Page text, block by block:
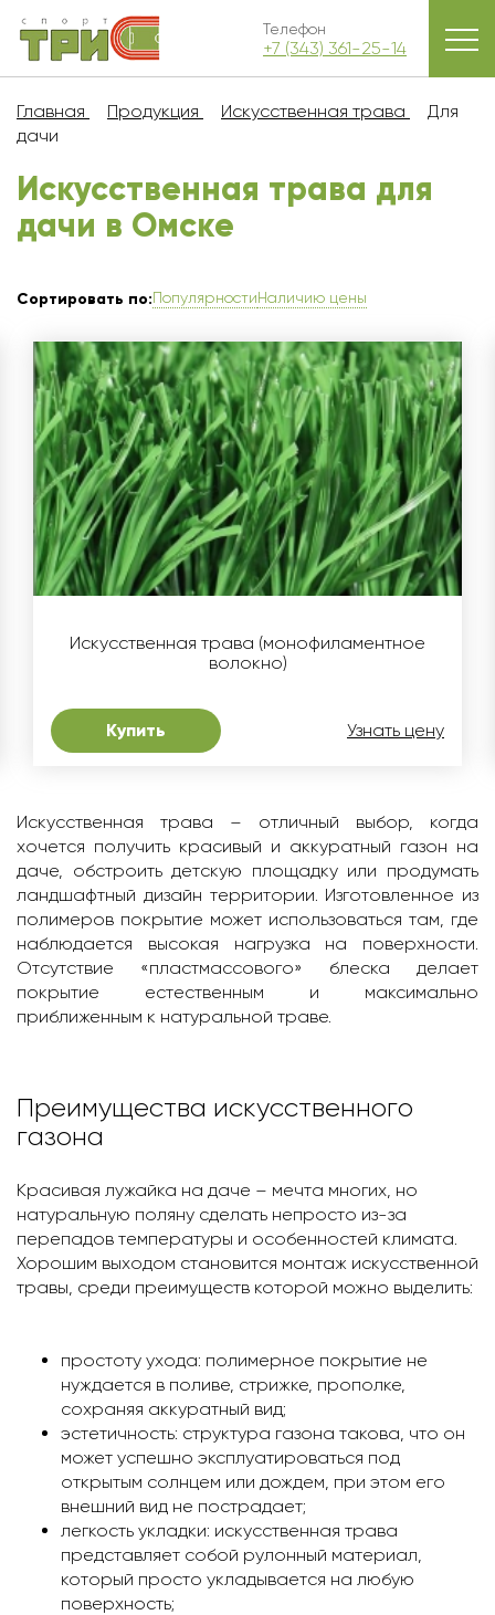
Телефон
+7 (343) 361-25-14
Главная Продукция Искусственная трава
Для
дачи
Искусственная трава для
дачи в Омскe
Сортировать по:ПопулярностиНаличию цены
Искусственная трава (монофиламентное
волокно)
Купить Узнать цену
Искусственная трава – отличный выбор, когда
хочется получить красивый и аккуратный газон на
даче, обстроить детскую площадку или продумать
ландшафтный дизайн территории. Изготовленное из
полимеров покрытие может использоваться там, где
наблюдается высокая нагрузка на поверхности.
Отсутствие «пластмассового» блеска делает
покрытие естественным и максимально
приближенным к натуральной траве.
Преимущества искусственного
газона
Красивая лужайка на даче – мечта многих, но
натуральную поляну сделать непросто из-за
перепадов температуры и особенностей климата.
Хорошим выходом становится монтаж искусственной
травы, среди преимуществ которой можно выделить:
простоту ухода: полимерное покрытие не
нуждается в поливе, стрижке, прополке,
сохраняя аккуратный вид;
эстетичность: структура газона такова, что он
может успешно эксплуатироваться под
открытым солнцем или дождем, при этом его
внешний вид не пострадает;
легкость укладки: искусственная трава
представляет собой рулонный материал,
который просто укладывается на любую
поверхность;